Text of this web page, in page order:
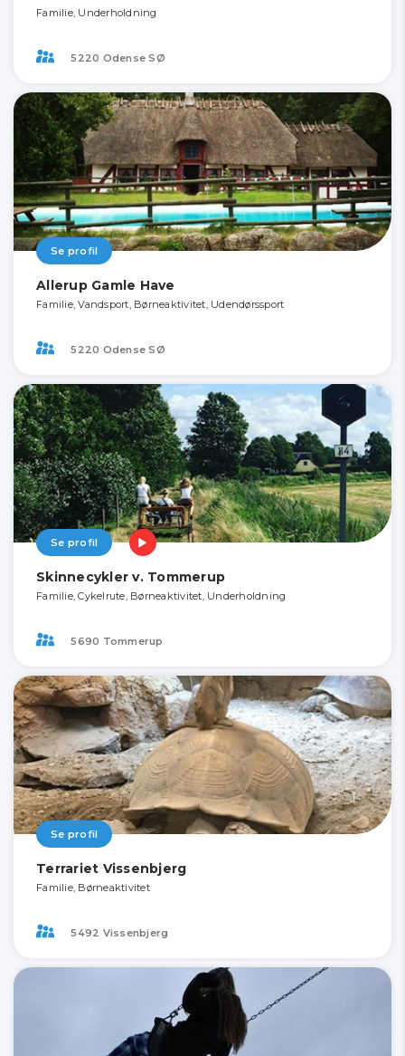
Familie, Underholdning
5220 Odense SØ
Se profil
Allerup Gamle Have
Familie, Vandsport, Børneaktivitet, Udendørssport
5220 Odense SØ
Se profil
Skinnecykler v. Tommerup
Familie, Cykelrute, Børneaktivitet, Underholdning
5690 Tommerup
Se profil
Terrariet Vissenbjerg
Familie, Børneaktivitet
5492 Vissenbjerg